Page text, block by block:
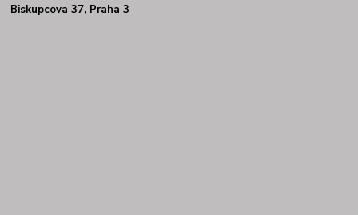
Biskupcova 37, Praha 3